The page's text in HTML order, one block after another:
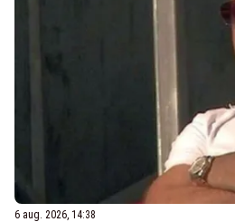
6 aug. 2026, 14:38